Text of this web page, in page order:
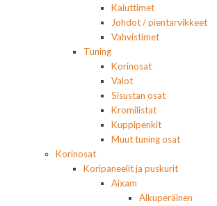
Kaiuttimet
Johdot / pientarvikkeet
Vahvistimet
Tuning
Korinosat
Valot
Sisustan osat
Kromilistat
Kuppipenkit
Muut tuning osat
Korinosat
Koripaneelit ja puskurit
Aixam
Alkuperäinen